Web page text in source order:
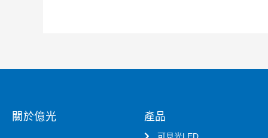
關於億光 產品